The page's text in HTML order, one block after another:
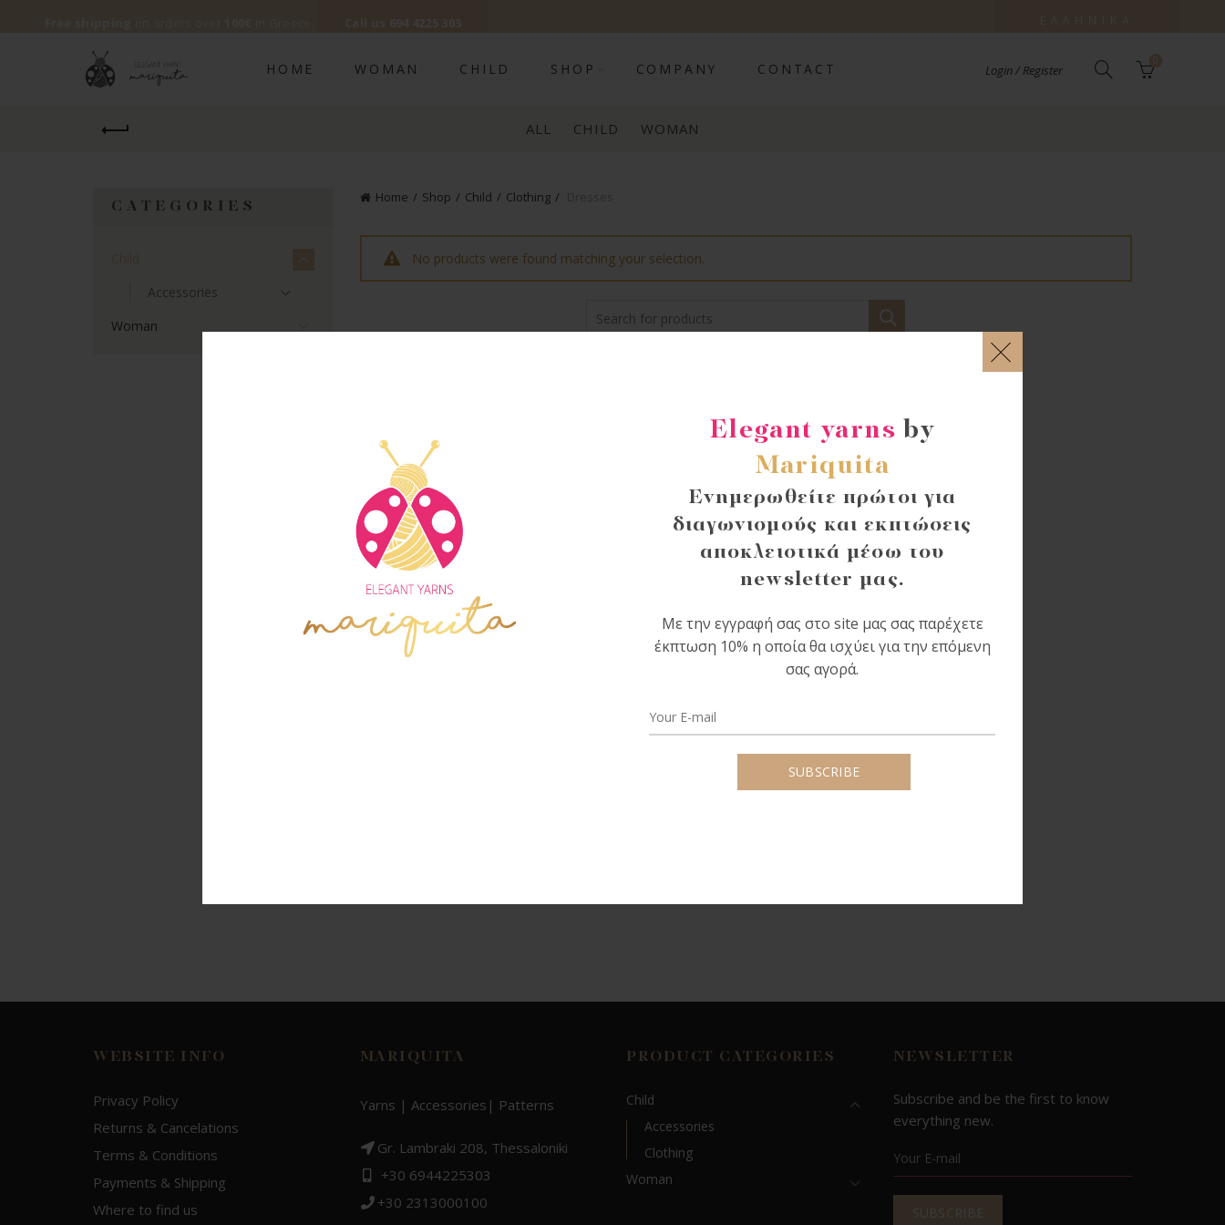
Elegant yarns by
Mariquita
Ενημερωθείτε πρώτοι για
διαγωνισμούς και εκπτώσεις
αποκλειστικά μέσω του
newsletter μας.
Με την εγγραφή σας στο site μας σας παρέχετε
έκπτωση 10% η οποία θα ισχύει για την επόμενη
σας αγορά.
HOME WOMAN CHILD SHOP COMPANY CONTACT Login / Register
ALL CHILD WOMAN
Home Shop Child Clothing
No products were found matching your selection.
for:
CATEGORIES
Accessories
Woman
WEBSITE INFO
Privacy Policy
Returns & Cancelations
Terms & Conditions
Payments & Shipping
Where to find us
MARIQUITA
Yarns | Accessories| Patterns
Gr. Lambraki 208, Thessaloniki
+30 6944225303
+30 2313000100
PRODUCT CATEGORIES
Child
Accessories
Clothing
Woman
NEWSLETTER
Subscribe and be the first to know
everything new.